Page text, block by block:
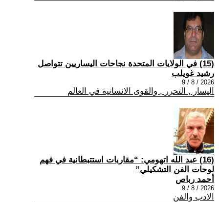
(15) في الولايات المتحدة نجاحات اليساريين تتواصل
رشيد غويلب
2026 / 8 / 9
اليسار , التحرر , والقوى الانسانية في العالم
(16) عبد الله اتهومي: “مقاربات استتبطانية في فهم
لوحات الفن التشكيلي”
أحمد رباص
2026 / 8 / 9
الادب والفن